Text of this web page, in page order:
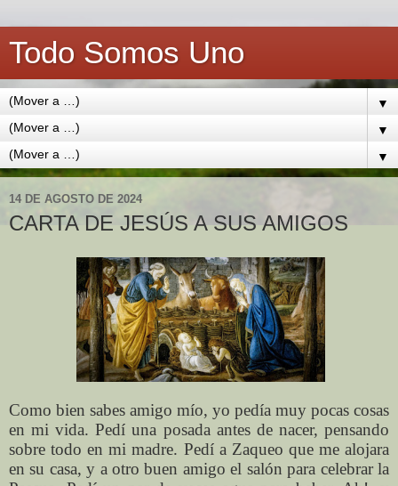
Todo Somos Uno
▼
▼
▼
14 DE AGOSTO DE 2024
CARTA DE JESÚS A SUS AMIGOS
Como bien sabes amigo mío, yo pedía muy pocas cosas
en mi vida. Pedí una posada antes de nacer, pensando
sobre todo en mi madre. Pedí a Zaqueo que me alojara
en su casa, y a otro buen amigo el salón para celebrar la